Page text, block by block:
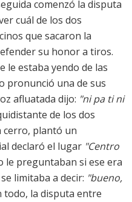
comenzó la disputa
cuál de los dos
que sacaron la
su honor a tiros.
le estaba yendo de las
pronunció una de sus
afluatada dijo: "ni pa ti ni
de los dos
cerro, plantó un
declaró el lugar "Centro
le preguntaban si ese era
limitaba a decir: "bueno,
todo, la disputa entre